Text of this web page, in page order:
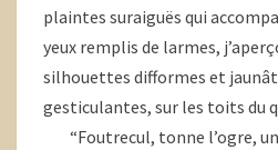
plaintes suraiguës qui
yeux remplis de larmes,
silhouettes difformes et
gesticulantes, sur les toits du
“Foutrecul, tonne l’ogre,